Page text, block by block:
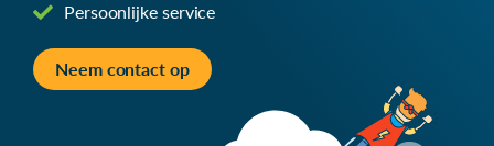
Persoonlijke service
Neem contact op